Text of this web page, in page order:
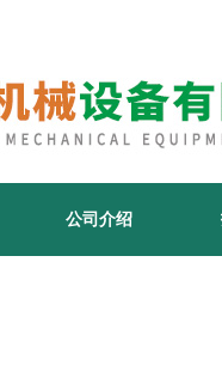
公司介绍